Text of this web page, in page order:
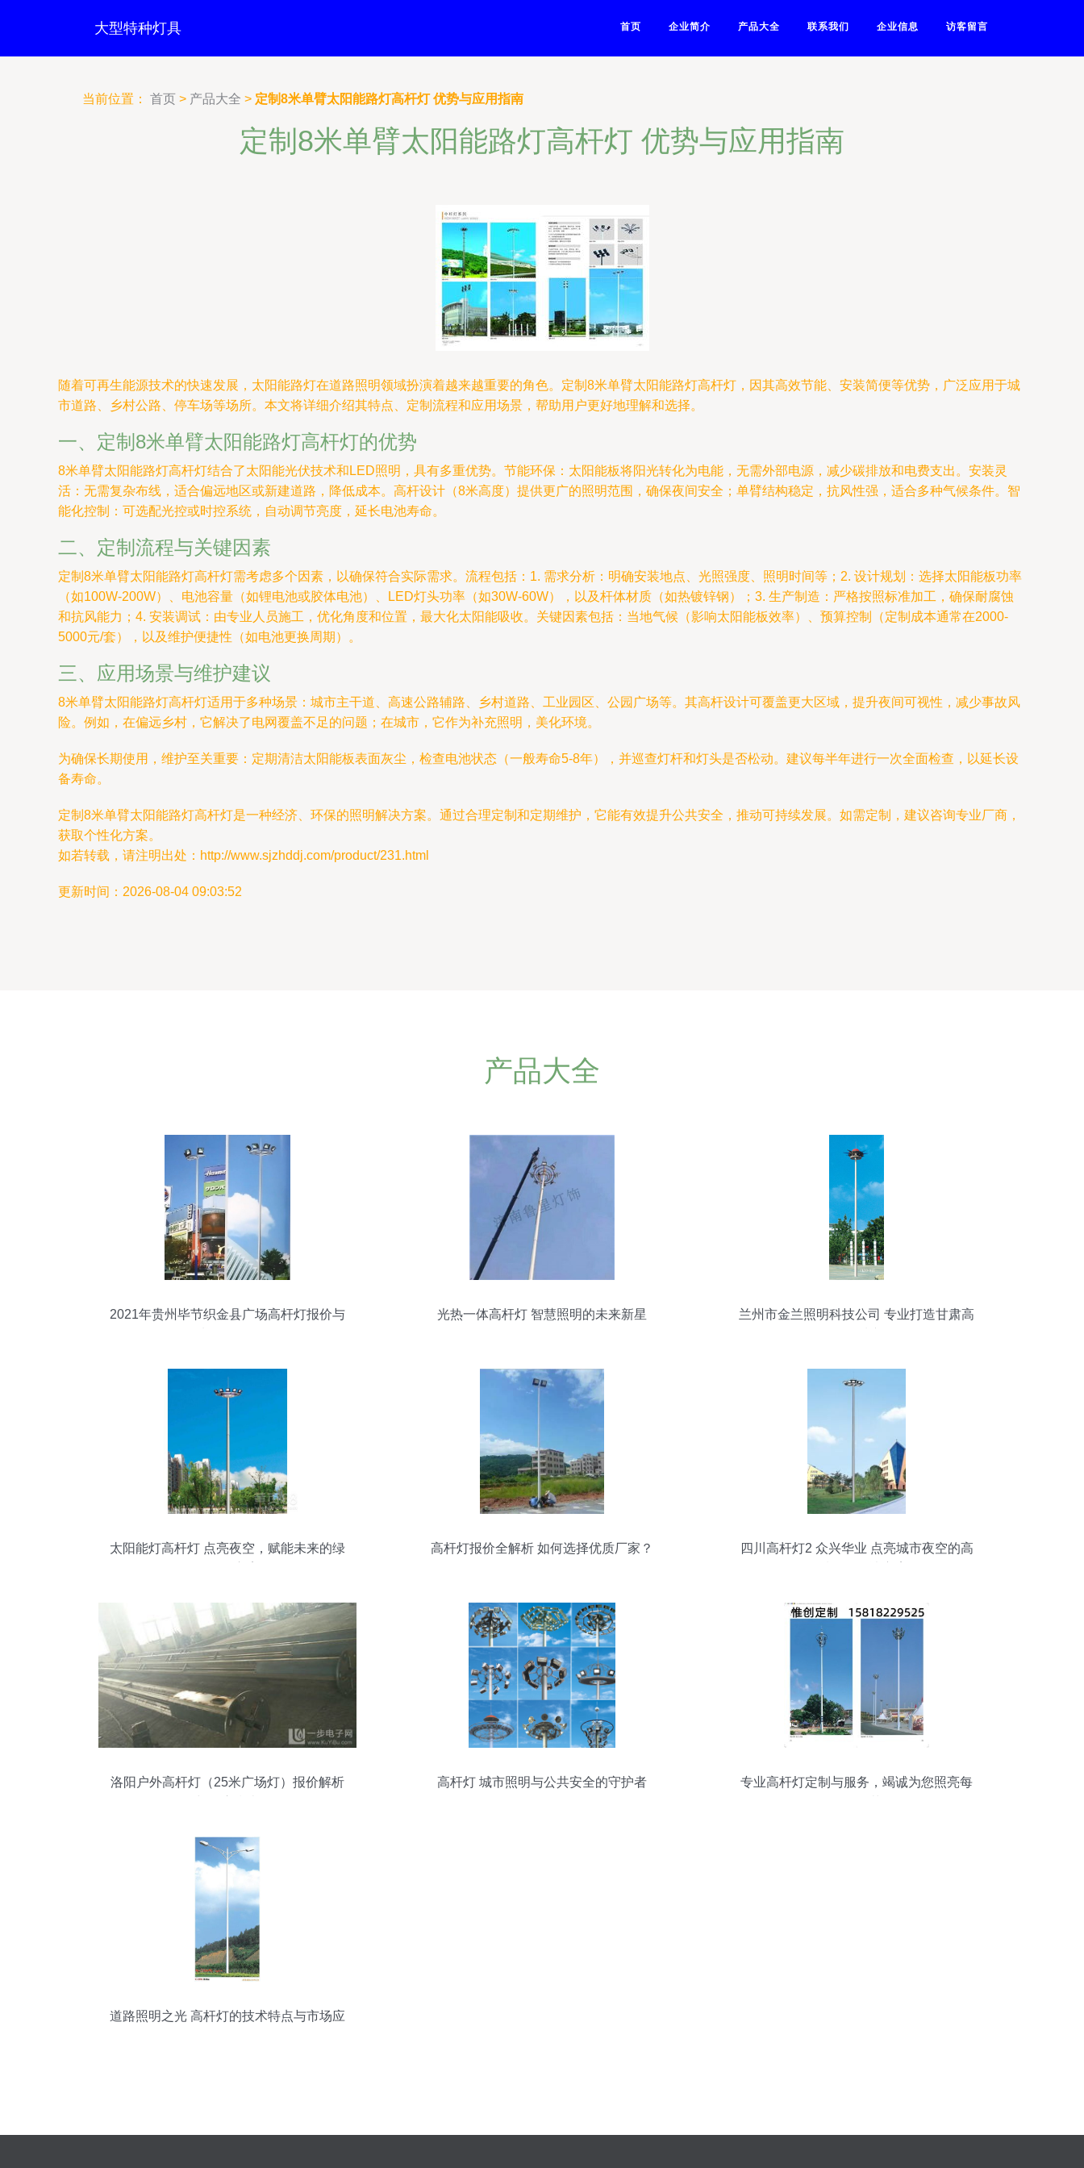
大型特种灯具 首页 企业简介 产品大全 联系我们 企业信息 访客留言
当前位置： 首页 > 产品大全 > 定制8米单臂太阳能路灯高杆灯 优势与应用指南
定制8米单臂太阳能路灯高杆灯 优势与应用指南
随着可再生能源技术的快速发展，太阳能路灯在道路照明领域扮演着越来越重要的角色。定制8米单臂太阳能路灯高杆灯，因其高效节能、安装简便等优势，广泛应用于城
市道路、乡村公路、停车场等场所。本文将详细介绍其特点、定制流程和应用场景，帮助用户更好地理解和选择。
一、定制8米单臂太阳能路灯高杆灯的优势
8米单臂太阳能路灯高杆灯结合了太阳能光伏技术和LED照明，具有多重优势。节能环保：太阳能板将阳光转化为电能，无需外部电源，减少碳排放和电费支出。安装灵
活：无需复杂布线，适合偏远地区或新建道路，降低成本。高杆设计（8米高度）提供更广的照明范围，确保夜间安全；单臂结构稳定，抗风性强，适合多种气候条件。智
能化控制：可选配光控或时控系统，自动调节亮度，延长电池寿命。
二、定制流程与关键因素
定制8米单臂太阳能路灯高杆灯需考虑多个因素，以确保符合实际需求。流程包括：1. 需求分析：明确安装地点、光照强度、照明时间等；2. 设计规划：选择太阳能板功率
（如100W-200W）、电池容量（如锂电池或胶体电池）、LED灯头功率（如30W-60W），以及杆体材质（如热镀锌钢）；3. 生产制造：严格按照标准加工，确保耐腐蚀
和抗风能力；4. 安装调试：由专业人员施工，优化角度和位置，最大化太阳能吸收。关键因素包括：当地气候（影响太阳能板效率）、预算控制（定制成本通常在2000-
5000元/套），以及维护便捷性（如电池更换周期）。
三、应用场景与维护建议
8米单臂太阳能路灯高杆灯适用于多种场景：城市主干道、高速公路辅路、乡村道路、工业园区、公园广场等。其高杆设计可覆盖更大区域，提升夜间可视性，减少事故风
险。例如，在偏远乡村，它解决了电网覆盖不足的问题；在城市，它作为补充照明，美化环境。
为确保长期使用，维护至关重要：定期清洁太阳能板表面灰尘，检查电池状态（一般寿命5-8年），并巡查灯杆和灯头是否松动。建议每半年进行一次全面检查，以延长设
备寿命。
定制8米单臂太阳能路灯高杆灯是一种经济、环保的照明解决方案。通过合理定制和定期维护，它能有效提升公共安全，推动可持续发展。如需定制，建议咨询专业厂商，
获取个性化方案。
如若转载，请注明出处：http://www.sjzhddj.com/product/231.html
更新时间：2026-08-04 09:03:52
产品大全
2021年贵州毕节织金县广场高杆灯报价与
光热一体高杆灯 智慧照明的未来新星
兰州市金兰照明科技公司 专业打造甘肃高
太阳能灯高杆灯 点亮夜空，赋能未来的绿
高杆灯报价全解析 如何选择优质厂家？
四川高杆灯2 众兴华业 点亮城市夜空的高
洛阳户外高杆灯（25米广场灯）报价解析
高杆灯 城市照明与公共安全的守护者
专业高杆灯定制与服务，竭诚为您照亮每
道路照明之光 高杆灯的技术特点与市场应